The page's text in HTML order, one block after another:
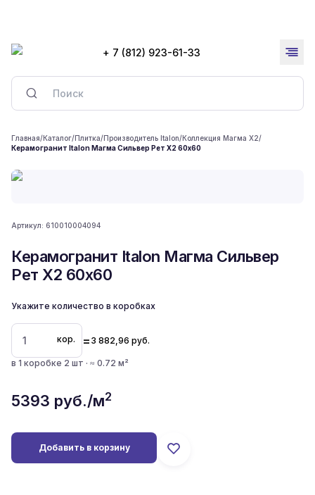
+ 7 (812) 923-61-33
Главная/Каталог/Плитка/Производитель Italon/Коллекция Магма X2/
Керамогранит Italon Магма Сильвер Рет Х2 60x60
Артикул: 610010004094
Керамогранит Italon Магма Сильвер
Рет Х2 60x60
Укажите количество в коробках
кор. = 3 882,96 руб.
в 1 коробке 2 шт · ≈ 0.72 м²
5393 руб./м2
Добавить в корзину